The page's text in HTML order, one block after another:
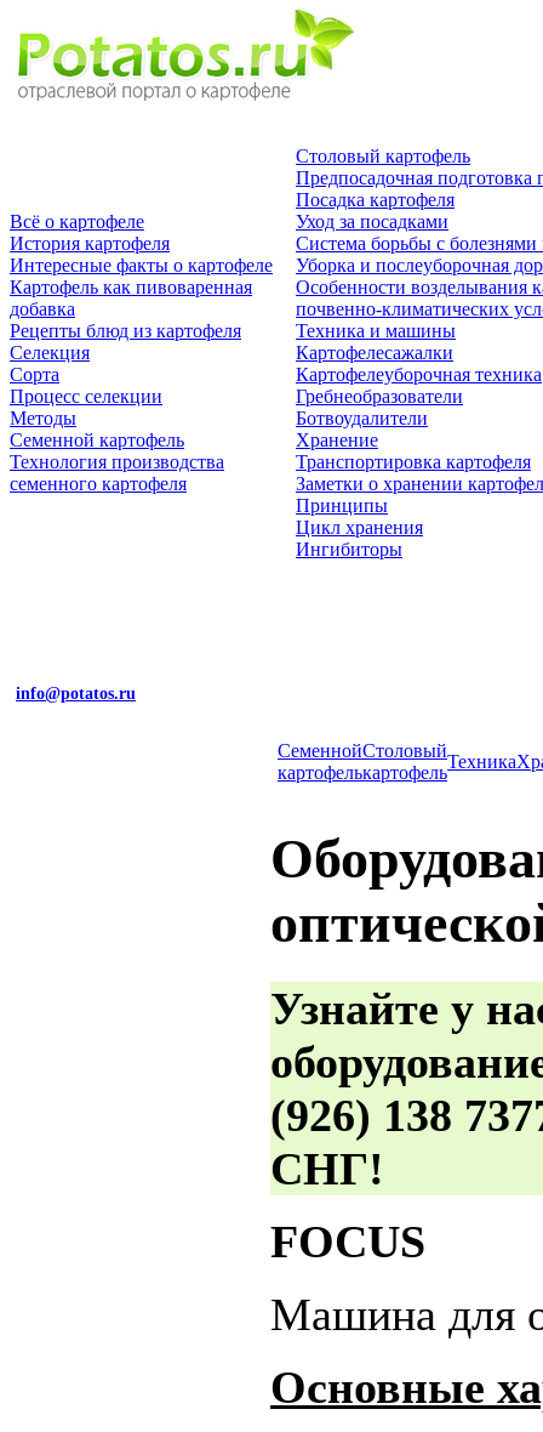
Всё о картофеле
История картофеля
Интересные факты о картофеле
Картофель как пивоваренная
добавка
Рецепты блюд из картофеля
Селекция
Сорта
Процесс селекции
Методы
Семенной картофель
Технология производства
семенного картофеля
Столовый картофель
Предпосадочная подготовка
Посадка картофеля
Уход за посадками
Система борьбы с болезнями
Уборка и послеуборочная
Особенности возделывания
почвенно-климатических
Техника и машины
Картофелесажалки
Картофелеуборочная техника
Гребнеобразователи
Ботвоудалители
Хранение
Транспортировка картофеля
Заметки о хранении
Принципы
Цикл хранения
Ингибиторы
info@potatos.ru
Cеменной
картофель
Столовый
картофель
Техника
Узнайте у
(926) 138
СНГ!
FOCUS
Машина для
Основные